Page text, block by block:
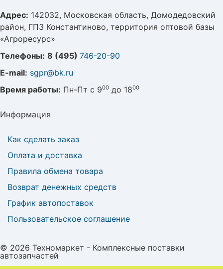
Адрес: 142032, Московская область, Домодедовский
район, ГПЗ Константиново, территория оптовой базы
«Агроресурс»
Телефоны: 8 (495) 746-20-90
E-mail: sgpr@bk.ru
Время работы: Пн-Пт с 900 до 1800
Информация
Как сделать заказ
Оплата и доставка
Правила обмена товара
Возврат денежных средств
График автопоставок
Пользовательское соглашение
© 2026 Техномаркет - Комплексные поставки
автозапчастей